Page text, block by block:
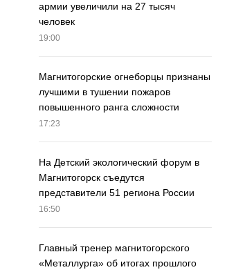
армии увеличили на 27 тысяч
человек
19:00
Магнитогорские огнеборцы признаны
лучшими в тушении пожаров
повышенного ранга сложности
17:23
На Детский экологический форум в
Магнитогорск съедутся
представители 51 региона России
16:50
Главный тренер магнитогорского
«Металлурга» об итогах прошлого